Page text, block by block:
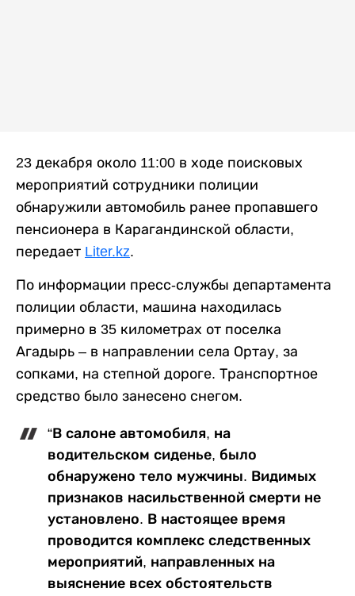
23 декабря около 11:00 в ходе поисковых
мероприятий сотрудники полиции
обнаружили автомобиль ранее пропавшего
пенсионера в Карагандинской области,
передает Liter.kz.
По информации пресс-службы департамента
полиции области, машина находилась
примерно в 35 километрах от поселка
Агадырь – в направлении села Ортау, за
сопками, на степной дороге. Транспортное
средство было занесено снегом.
“В салоне автомобиля, на
водительском сиденье, было
обнаружено тело мужчины. Видимых
признаков насильственной смерти не
установлено. В настоящее время
проводится комплекс следственных
мероприятий, направленных на
выяснение всех обстоятельств